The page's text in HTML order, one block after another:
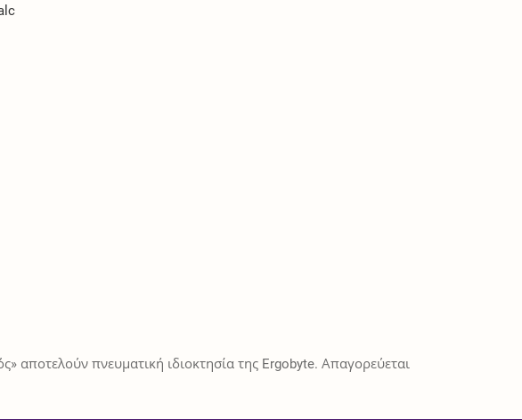
αποτελούν πνευματική ιδιοκτησία της Ergobyte. Απαγορεύεται